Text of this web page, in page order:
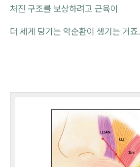
처진 구조를 보상하려고 근육이
더 세게 당기는 악순환이 생기는 거죠.